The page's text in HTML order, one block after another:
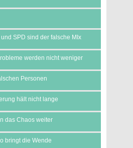
SPD sind der falsche MIx
werden nicht weniger
Personen
hält nicht lange
das Chaos weiter
bringt die Wende